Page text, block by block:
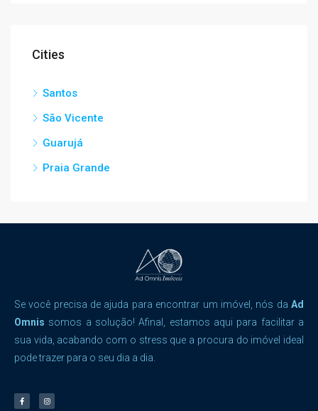
Cities
Santos
São Vicente
Guarujá
Praia Grande
Se você precisa de ajuda para encontrar um imóvel, nós da Ad
Omnis somos a solução! Afinal, estamos aqui para facilitar a
sua vida, acabando com o stress que a procura do imóvel ideal
pode trazer para o seu dia a dia.